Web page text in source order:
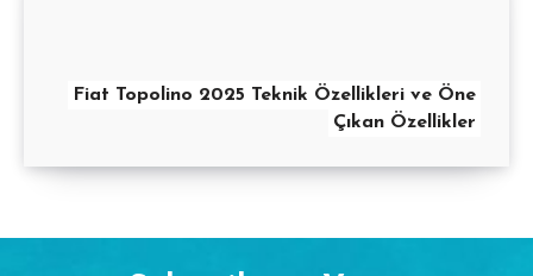
Fiat Topolino 2025 Teknik Özellikleri ve Öne
Çıkan Özellikler